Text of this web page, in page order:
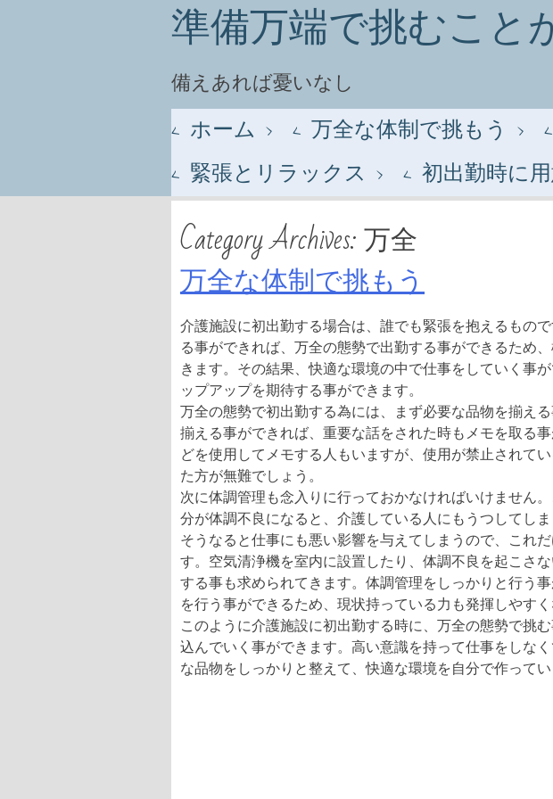
準備万端で挑むこと
備えあれば憂いなし
Menu
Skip to content
ホーム 万全な体制で挑もう
緊張とリラックス
初出勤時に
Category Archives: 万全
万全な体制で挑もう
介護施設に初出勤する場合は、誰でも緊張を抱えるもの
る事ができれば、万全の態勢で出勤する事ができるため
きます。その結果、快適な環境の中で仕事をしていく事
ップアップを期待する事ができます。
万全の態勢で初出勤する為には、まず必要な品物を揃え
揃える事ができれば、重要な話をされた時もメモを取る
どを使用してメモする人もいますが、使用が禁止されて
た方が無難でしょう。
次に体調管理も念入りに行っておかなければいけません
分が体調不良になると、介護している人にもうつしてし
そうなると仕事にも悪い影響を与えてしまうので、これ
す。空気清浄機を室内に設置したり、体調不良を起こさ
する事も求められてきます。体調管理をしっかりと行う
を行う事ができるため、現状持っている力も発揮しやすく
このように介護施設に初出勤する時に、万全の態勢で挑
込んでいく事ができます。高い意識を持って仕事をしな
な品物をしっかりと整えて、快適な環境を自分で作ってい